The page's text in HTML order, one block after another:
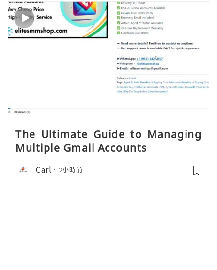
The Ultimate Guide to Managing
Multiple Gmail Accounts
Carl 2小時前